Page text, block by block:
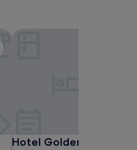
Hotel Goldenes Rad
Hotel Goldenes Rad